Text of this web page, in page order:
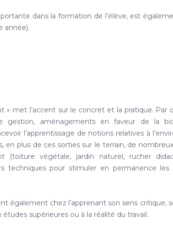
dans la formation de l’élève, est
année).
» met l’accent sur le concret et la pratique. Par
gestion, aménagements en faveur de la
l’apprentissage de notions relatives à
en plus de ces sorties sur le terrain, de
(toiture végétale, jardin naturel, rucher
techniques pour stimuler en permanence
également chez l’apprenant son sens critique,
supérieures ou à la réalité du travail.